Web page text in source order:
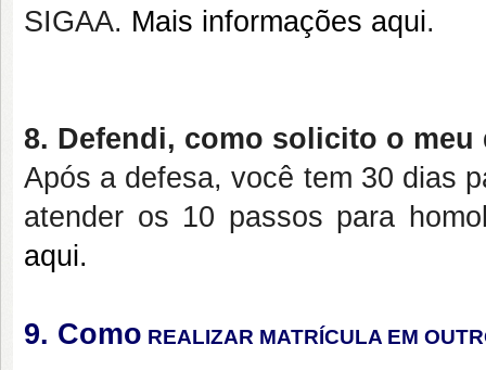
SIGAA. Mais informações aqui.
8. Defendi, como solicito o meu
Após a defesa, você tem 30 dias
atender os 10 passos para
aqui.
9. Como REALIZAR MATRÍCULA EM